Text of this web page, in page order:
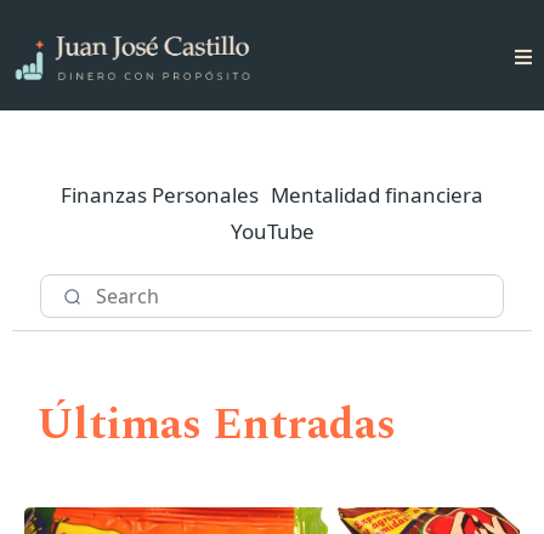
Finanzas Personales Mentalidad financiera
YouTube
Últimas Entradas